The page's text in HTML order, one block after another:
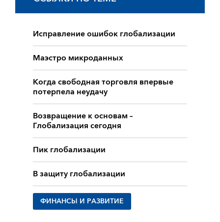
Исправление ошибок глобализации
Маэстро микроданных
Когда свободная торговля впервые
потерпела неудачу
Возвращение к основам –
Глобализация сегодня
Пик глобализации
В защиту глобализации
ФИНАНСЫ И РАЗВИТИЕ